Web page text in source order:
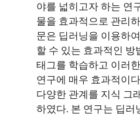
야를 넓히고자 하는 연
물을 효과적으로 관리
문은 딥러닝을 이용하
할 수 있는 효과적인 방
태그를 학습하고 이러
연구에 매우 효과적이
다양한 관계를 지식 그
하였다. 본 연구는 딥러